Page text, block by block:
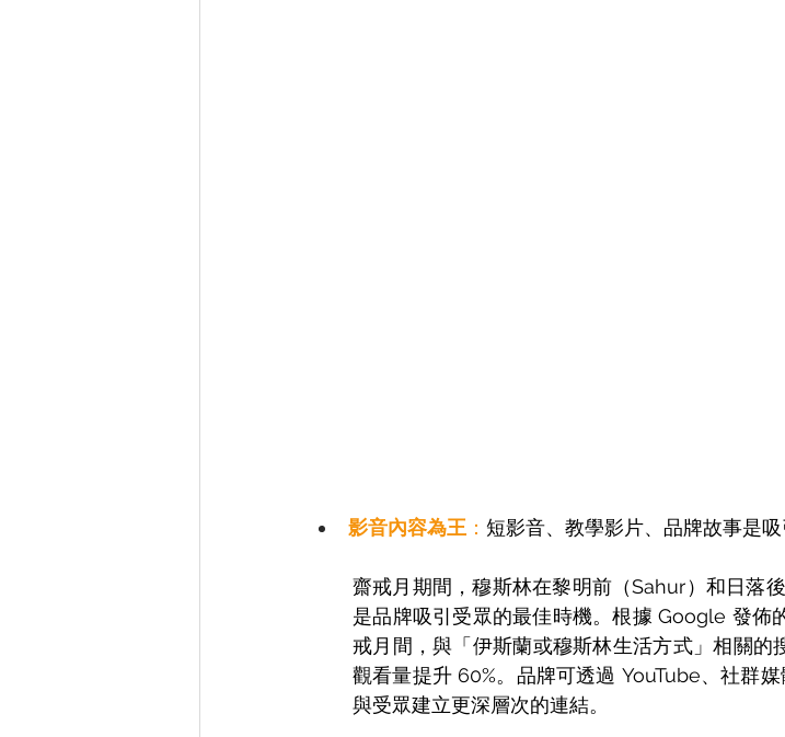
影音內容為王 ： 短影音、教學影片、品牌故事是吸
齋戒月期間，穆斯林在黎明前（Sahur）和日落
是品牌吸引受眾的最佳時機。根據 Google 發佈
戒月間，與「伊斯蘭或穆斯林生活方式」相關的
觀看量提升 60%。品牌可透過 YouTube、社群
與受眾建立更深層次的連結。